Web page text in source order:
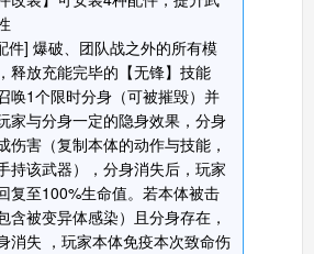
版 搜
件] 爆破、团队战之外的所有模
释放充能完毕的【无锋】技能
唤1个限时分身（可被摧毁）并
家与分身一定的隐身效果，分身
伤害（复制本体的动作与技能，
持该武器），分身消失后，玩家
复至100%生命值。若本体被击
含被变异体感染）且分身存在，
消失 ，玩家本体免疫本次致命伤